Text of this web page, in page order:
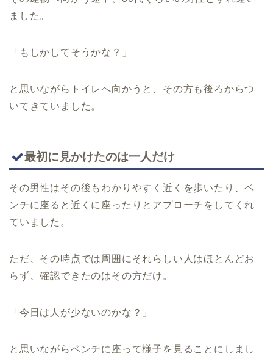
ました。
「もしかしてそうかな？」
と思いながらトイレへ向かうと、その方も後ろからつ
いてきていました。
最初に見かけたのは一人だけ
その男性はその後もわかりやすく近くを歩いたり、ベ
ンチに座ると近くに座ったりとアプローチをしてくれ
ていました。
ただ、その時点では周囲にそれらしい人はほとんどお
らず、確認できたのはその方だけ。
「今日は人が少ないのかな？」
と思いながらベンチに座って様子を見ることにしまし